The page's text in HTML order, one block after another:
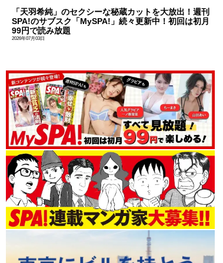
「天羽希純」のセクシーな秘蔵カットを大放出！週刊
SPA!のサブスク「MySPA!」続々更新中！初回は初月
99円で読み放題
2026年07月03日